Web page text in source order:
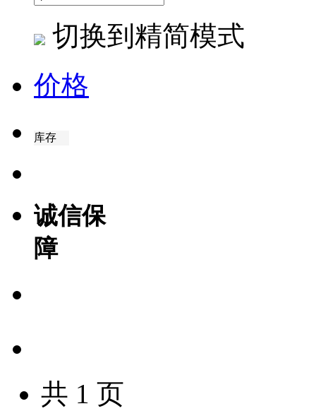
切换到精简模式
价格
库存
诚信保
障
物品类型：其他
游戏区服： 地下城与勇士
共 1 页